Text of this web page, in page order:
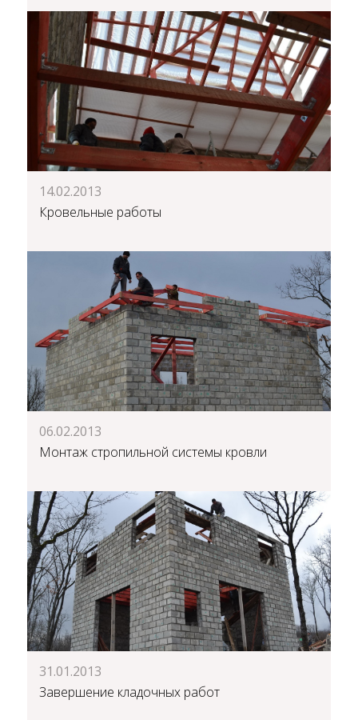
14.02.2013
Кровельные работы
06.02.2013
Монтаж стропильной системы кровли
31.01.2013
Завершение кладочных работ